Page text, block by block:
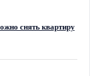
снять квартиру